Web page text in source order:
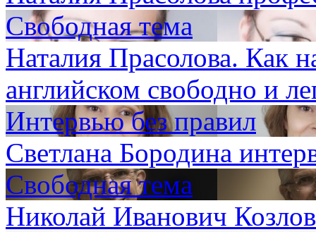
Свободная тема
Наталия Прасолова. Как
английском свободно и
Интервью без правил
Светлана Бородина
Свободная тема
Николай Иванович